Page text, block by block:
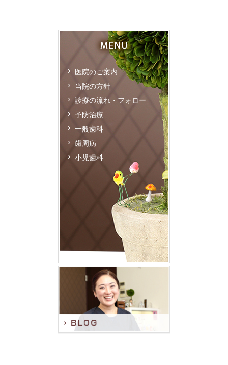
医院のご案内
当院の方針
診療の流れ・フォロー
予防治療
一般歯科
歯周病
小児歯科